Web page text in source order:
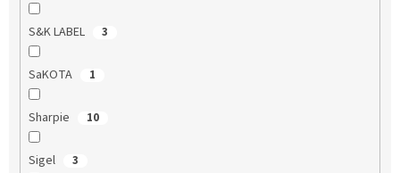
S&K LABEL 3
SaKOTA 1
Sharpie 10
Sigel 3